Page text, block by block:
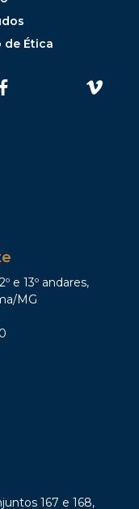
de Ética
e 13º andares,
MG
167 e 168,